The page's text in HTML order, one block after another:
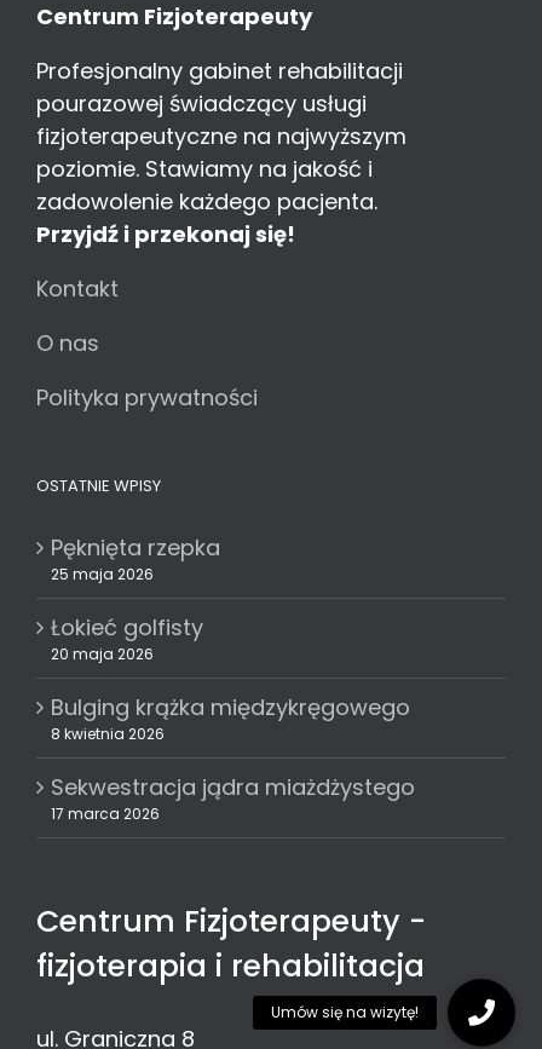
Centrum Fizjoterapeuty
Profesjonalny gabinet rehabilitacji
pourazowej świadczący usługi
fizjoterapeutyczne na najwyższym
poziomie. Stawiamy na jakość i
zadowolenie każdego pacjenta.
Przyjdź i przekonaj się!
Kontakt
O nas
Polityka prywatności
OSTATNIE WPISY
Pęknięta rzepka
25 maja 2026
Łokieć golfisty
20 maja 2026
Bulging krążka międzykręgowego
8 kwietnia 2026
Sekwestracja jądra miażdżystego
17 marca 2026
Centrum Fizjoterapeuty -
fizjoterapia i rehabilitacja
ul. Graniczna 8